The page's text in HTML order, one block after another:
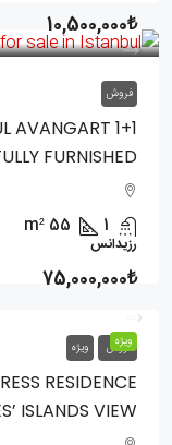
10,500,000₺
فروش
AVANGART 1+1
FURNISHED
1
55
m²
رزیدانس
ویژه
75,000,000₺
فروش ویژه
RESIDENCE
ISLANDS VIEW